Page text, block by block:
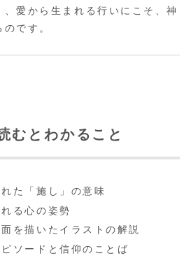
、愛から生まれる行いにこそ、神
です。
むとわかること
た「施し」の意味
る心の姿勢
を描いたイラストの解説
ソードと信仰のことば